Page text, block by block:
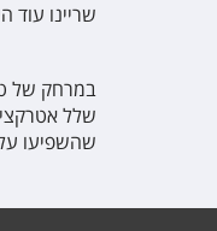
שריינו
במרחק של
שלל
שהשפיעו